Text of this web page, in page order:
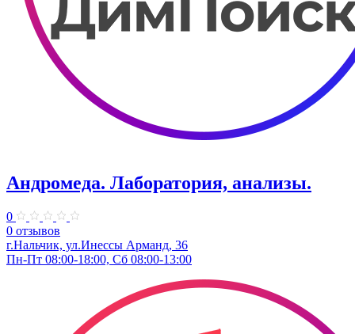
Андромеда. Лаборатория, анализы.
0
0 отзывов
г.Нальчик, ул.Инессы Арманд, 36
Пн-Пт 08:00-18:00, Сб 08:00-13:00